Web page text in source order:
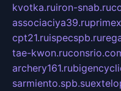
kvotka.ruiron-snab.ru
associaciya39.ru
cpt21.ruispecspb.ru
tae-kwon.ru
archery161.ru
sarmiento.spb.su